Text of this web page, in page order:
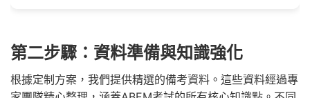
第二步驟：資料準備與知識強化
根據定制方案，我們提供精選的備考資料。這些資料經過專